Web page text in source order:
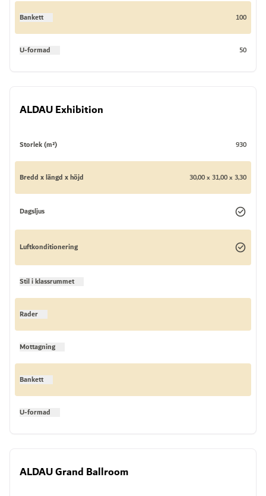
Bankett 100
U-formad 50
ALDAU Exhibition
Storlek (m²) 930
Bredd x längd x höjd 30,00 x 31,00 x 3,30
Dagsljus
Luftkonditionering
Stil i klassrummet
Rader
Mottagning
Bankett
U-formad
ALDAU Grand Ballroom